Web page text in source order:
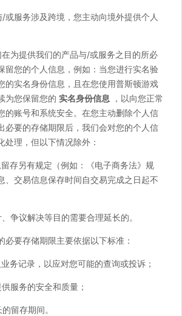
或服务涉及跨境，您主动向境外提供个人
为提供我们的产品与/或服务之目的所必
留您的个人信息，例如：当您进行实名验
的实名身份信息，且在您使用普斯顿游戏
为您保留您的 实名身份信息 ，以向您正常
的账号和系统安全。在您主动删除个人信
必要的存储期限后，我们会对您的个人信
处理，但以下情况除外：
存另有规定（例如：《电子商务法》规
、交易信息保存时间自交易完成之日起不
争议解决等目的需要合理延长的。
必要存储期限主要依据以下标准：
务记录，以应对您可能的查询或投诉；
服务的安全和质量；
留存期间。